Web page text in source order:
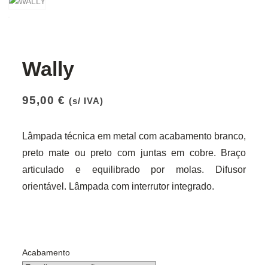
Wally
95,00 € (s/ IVA)
Lâmpada técnica em metal com acabamento branco,
preto mate ou preto com juntas em cobre. Braço
articulado e equilibrado por molas. Difusor
orientável. Lâmpada com interrutor integrado.
Acabamento